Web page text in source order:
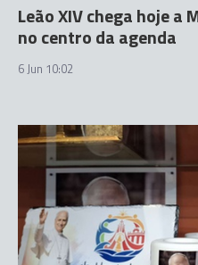
Leão XIV chega hoje
no centro da agenda
6 Jun 10:02